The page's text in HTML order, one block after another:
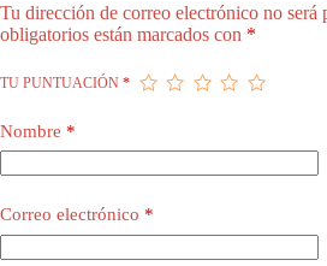
Tu dirección de correo electrónico no será
obligatorios están marcados con *
TU PUNTUACIÓN *
Nombre *
Correo electrónico *